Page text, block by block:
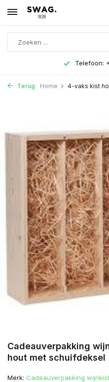
Telefoon:
Terug Home 4-vaks kist
Cadeauverpakking
hout met schuifdeksel
Merk: Cadeauverpakking